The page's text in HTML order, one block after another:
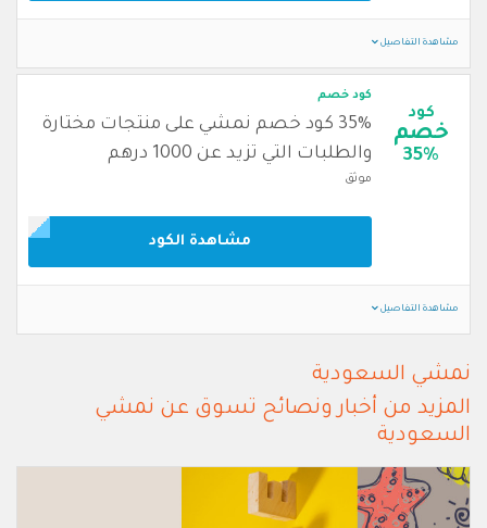
مشاهدة التفاصيل
كود
خصم
35%
كود خصم
35% كود خصم نمشي على منتجات مختارة
والطلبات التي تزيد عن 1000 درهم
موثق
مشاهدة الكود
مشاهدة التفاصيل
نمشي السعودية
المزيد من أخبار ونصائح تسوق عن نمشي
السعودية